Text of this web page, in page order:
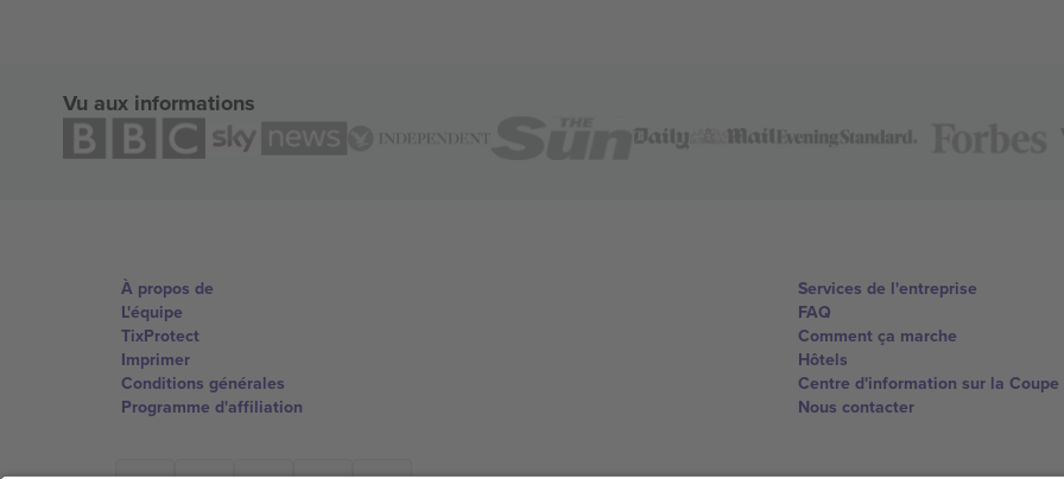
Vu aux informations
À propos de
L'équipe
TixProtect
Imprimer
Conditions générales
Programme d'affiliation
Services de l'entreprise
FAQ
Comment ça marche
Hôtels
Centre d'information sur la Coupe
Nous contacter